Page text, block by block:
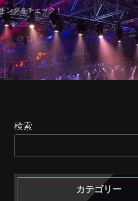
ングをチェック！
検索
カテゴリー